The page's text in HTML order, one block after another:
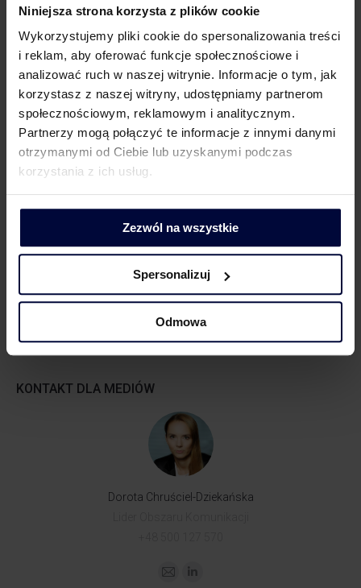
Niniejsza strona korzysta z plików cookie
Wykorzystujemy pliki cookie do spersonalizowania treści
i reklam, aby oferować funkcje społecznościowe i
analizować ruch w naszej witrynie. Informacje o tym, jak
korzystasz z naszej witryny, udostępniamy partnerom
społecznościowym, reklamowym i analitycznym.
Partnerzy mogą połączyć te informacje z innymi danymi
otrzymanymi od Ciebie lub uzyskanymi podczas
korzystania z ich usług.
Zezwól na wszystkie
Spersonalizuj
Odmowa
Pobierz
KONTAKT DLA KLIENTÓW
KONTAKT DLA MEDIÓW
Dorota Chruściel-Dziekańska